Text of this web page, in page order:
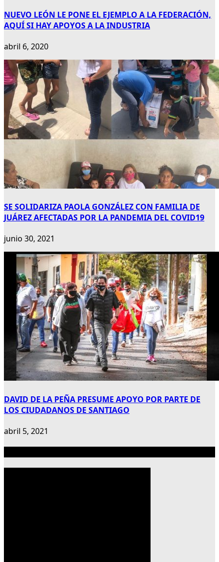
NUEVO LEÓN LE PONE EL EJEMPLO A LA FEDERACIÓN,
AQUÍ SI HAY APOYOS A LA INDUSTRIA
abril 6, 2020
SE SOLIDARIZA PAOLA GONZÁLEZ CON FAMILIA DE
JUÁREZ AFECTADAS POR LA PANDEMIA DEL COVID19
junio 30, 2021
DAVID DE LA PEÑA PRESUME APOYO POR PARTE DE
LOS CIUDADANOS DE SANTIAGO
abril 5, 2021